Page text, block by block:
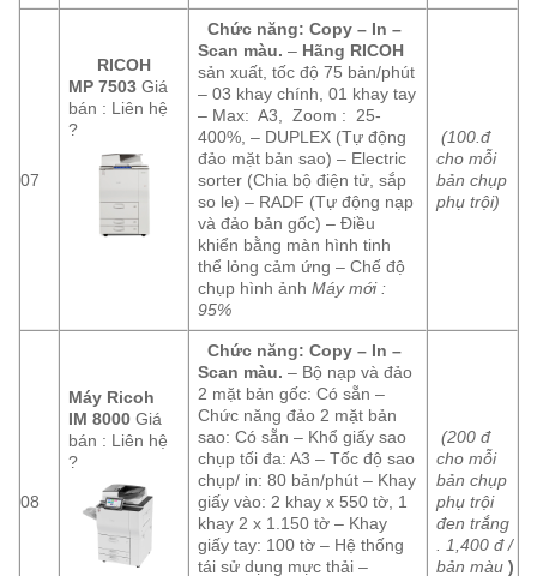
07
RICOH
MP 7503 Giá
bán : Liên hệ
?
Chức năng: Copy – In –
Scan màu. – Hãng RICOH
sản xuất, tốc độ 75 bản/phút
– 03 khay chính, 01 khay tay
– Max: A3, Zoom : 25-
400%, – DUPLEX (Tự động
đảo mặt bản sao) – Electric
sorter (Chia bộ điện tử, sắp
so le) – RADF (Tự động nạp
và đảo bản gốc) – Điều
khiển bằng màn hình tinh
thể lỏng cảm ứng – Chế độ
chụp hình ảnhMáy mới :
95%
(100.đ
cho mỗi
bản chụp
phụ trội)
08
Máy Ricoh
IM 8000 Giá
bán : Liên hệ
?
Chức năng: Copy – In –
Scan màu. – Bộ nạp và đảo
2 mặt bản gốc: Có sẵn –
Chức năng đảo 2 mặt bản
sao: Có sẵn – Khổ giấy sao
chụp tối đa: A3 – Tốc độ sao
chụp/ in: 80 bản/phút – Khay
giấy vào: 2 khay x 550 tờ, 1
khay 2 x 1.150 tờ – Khay
giấy tay: 100 tờ – Hệ thống
tái sử dụng mực thải –
(200 đ
cho mỗi
bản chụp
phụ trội
đen trắng
. 1,400 đ /
bản màu)